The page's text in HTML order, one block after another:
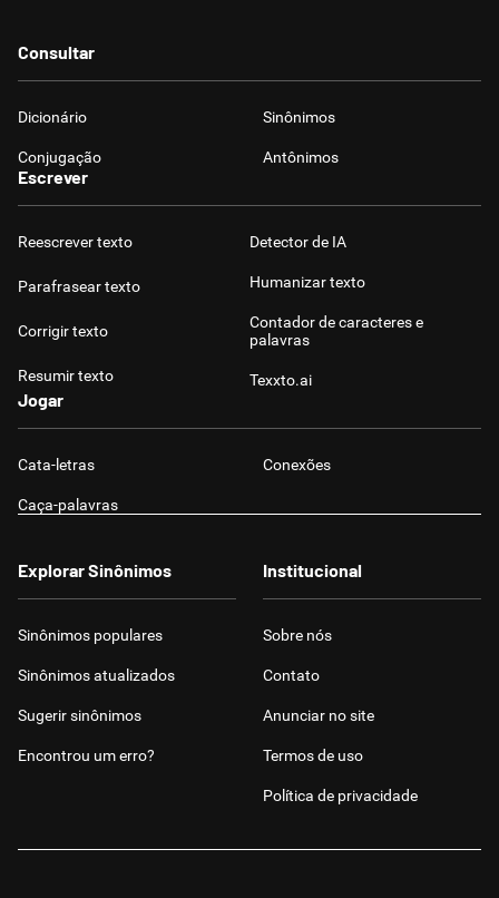
Consultar
Dicionário Sinônimos
Conjugação Antônimos
Escrever
Reescrever texto
Parafrasear texto
Corrigir texto
Resumir texto
Detector de IA
Humanizar texto
Contador de caracteres e
palavras
Texxto.ai
Jogar
Cata-letras Conexões
Caça-palavras
Explorar Sinônimos
Sinônimos populares
Sinônimos atualizados
Sugerir sinônimos
Encontrou um erro?
Institucional
Sobre nós
Contato
Anunciar no site
Termos de uso
Política de privacidade